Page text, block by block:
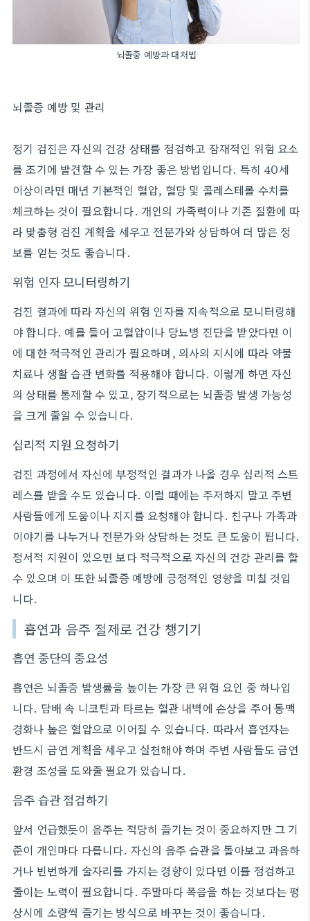
뇌졸중 예방과 대처법
뇌졸증 예방 및 관리
정기 검진은 자신의 건강 상태를 점검하고 잠재적인 위험 요소
를 조기에 발견할 수 있는 가장 좋은 방법입니다. 특히 40세
이상이라면 매년 기본적인 혈압, 혈당 및 콜레스테롤 수치를
체크하는 것이 필요합니다. 개인의 가족력이나 기존 질환에 따
라 맞춤형 검진 계획을 세우고 전문가와 상담하여 더 많은 정
보를 얻는 것도 좋습니다.
위험 인자 모니터링하기
검진 결과에 따라 자신의 위험 인자를 지속적으로 모니터링해
야 합니다. 예를 들어 고혈압이나 당뇨병 진단을 받았다면 이
에 대한 적극적인 관리가 필요하며, 의사의 지시에 따라 약물
치료나 생활 습관 변화를 적용해야 합니다. 이렇게 하면 자신
의 상태를 통제할 수 있고, 장기적으로는 뇌졸증 발생 가능성
을 크게 줄일 수 있습니다.
심리적 지원 요청하기
검진 과정에서 자신에 부정적인 결과가 나올 경우 심리적 스트
레스를 받을 수도 있습니다. 이럴 때에는 주저하지 말고 주변
사람들에게 도움이나 지지를 요청해야 합니다. 친구나 가족과
이야기를 나누거나 전문가와 상담하는 것도 큰 도움이 됩니다.
정서적 지원이 있으면 보다 적극적으로 자신의 건강 관리를 할
수 있으며 이 또한 뇌졸증 예방에 긍정적인 영향을 미칠 것입
니다.
흡연과 음주 절제로 건강 챙기기
흡연 중단의 중요성
흡연은 뇌졸증 발생률을 높이는 가장 큰 위험 요인 중 하나입
니다. 담배 속 니코틴과 타르는 혈관 내벽에 손상을 주어 동맥
경화나 높은 혈압으로 이어질 수 있습니다. 따라서 흡연자는
반드시 금연 계획을 세우고 실천해야 하며 주변 사람들도 금연
환경 조성을 도와줄 필요가 있습니다.
음주 습관 점검하기
앞서 언급했듯이 음주는 적당히 즐기는 것이 중요하지만 그 기
준이 개인마다 다릅니다. 자신의 음주 습관을 돌아보고 과음하
거나 빈번하게 술자리를 가지는 경향이 있다면 이를 점검하고
줄이는 노력이 필요합니다. 주말마다 폭음을 하는 것보다는 평
상시에 소량씩 즐기는 방식으로 바꾸는 것이 좋습니다.